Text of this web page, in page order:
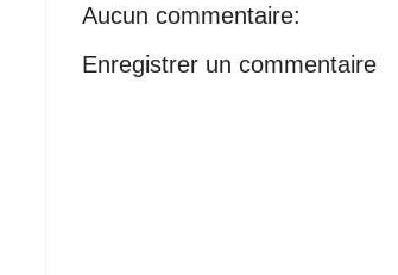
Aucun commentaire:
Enregistrer un commentaire